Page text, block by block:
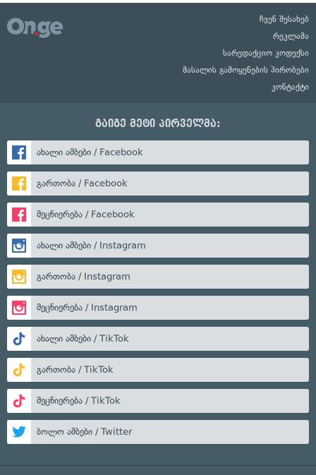
ჩვენ შესახებ
რეკლამა
სარედაქციო კოდექსი
მასალის გამოყენების პირობები
კონტაქტი
გაიგე მეტი პირველმა:
ახალი ამბები / Facebook
გართობა / Facebook
მეცნიერება / Facebook
ახალი ამბები / Instagram
გართობა / Instagram
მეცნიერება / Instagram
ახალი ამბები / TikTok
გართობა / TikTok
მეცნიერება / TikTok
ბოლო ამბები / Twitter